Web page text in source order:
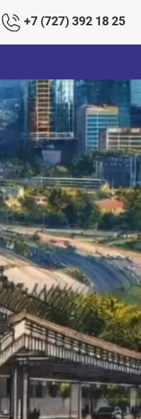
+7 (727) 392 18 25